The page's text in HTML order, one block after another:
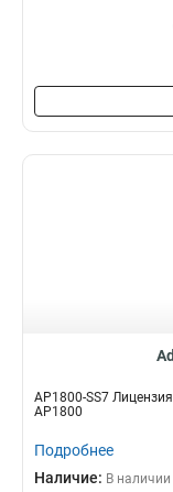
AP1800-SS7
AP1800
Подробнее
Наличие: В наличии